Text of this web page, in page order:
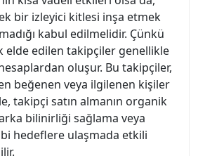
bir izleyici kitlesi inşa etmek
kabul edilmelidir. Çünkü
elde edilen takipçiler genellikle
oluşur. Bu takipçiler,
beğenen veya ilgilenen kişiler
takipçi satın almanın organik
bilinirliği sağlama veya
hedeflere ulaşmada etkili